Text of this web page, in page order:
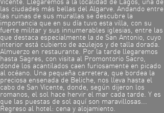
Vicente. Llegaremos a la localidad de Lagos, una de
las ciudades más bellas del Algarve. Andando entre
las ruinas de sus murallas se descubre la
importancia que en su día tuvo esta villa, con su
fuerte militar y sus innumerables iglesias, entre las
que destaca especialmente la de San Antonio, cuyo
interior está cubierto de azulejos y de talla dorada.
Almuerzo en restaurante. Por la tarde llegaremos
hasta Sagres, con visita al Promontorio Sacro,
donde los acantilados caen furiosamente en picado
al océano. Una pequeña carretera, que bordea la
preciosa ensenada de Beliche, nos lleva hasta el
cabo de San Vicente, donde, según dijeron los
romanos, el sol hace hervir el mar cada tarde. Y es
que las puestas de sol aquí son maravillosas...
Regreso al hotel: cena y alojamiento.